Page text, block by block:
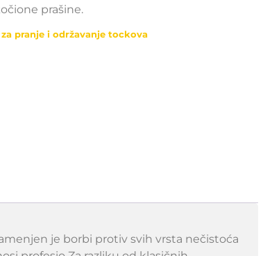
prašine.
pranje i održavanje tockova
je borbi protiv svih vrsta nečistoća